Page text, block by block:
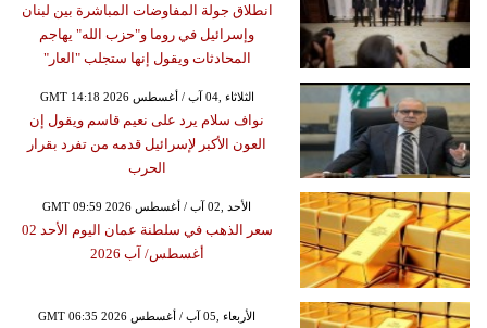
انطلاق جولة المفاوضات المباشرة بين لبنان
وإسرائيل في روما و"حزب الله" يهاجم
المحادثات ويقول إنها ستجلب "العار"
GMT 14:18 2026 الثلاثاء ,04 آب / أغسطس
نواف سلام يرد على نعيم قاسم ويقول إن
العون الأكبر لإسرائيل قدمه من تفرد بقرار
الحرب
GMT 09:59 2026 الأحد ,02 آب / أغسطس
سعر الذهب في سلطنة عمان اليوم الأحد 02
أغسطس/ آب 2026
GMT 06:35 2026 الأربعاء ,05 آب / أغسطس